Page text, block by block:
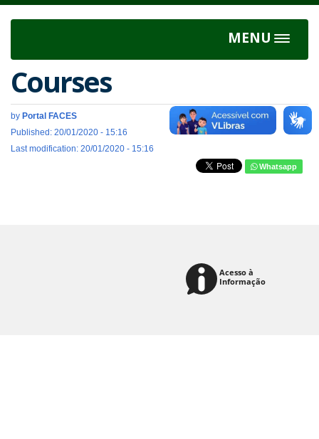
MENU
Toggle
Courses
by Portal FACES
Published: 20/01/2020 - 15:16
Last modification: 20/01/2020 - 15:16
Whatsapp